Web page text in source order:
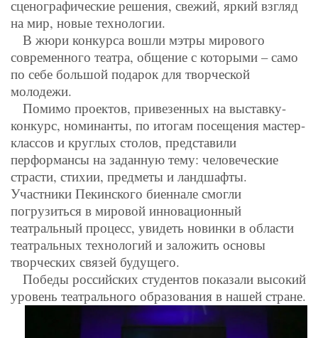
сценографические решения, свежий, яркий взгляд
на мир, новые технологии.
В жюри конкурса вошли мэтры мирового
современного театра, общение с которыми – само
по себе большой подарок для творческой
молодежи.
Помимо проектов, привезенных на выставку-
конкурс, номинанты, по итогам посещения мастер-
классов и круглых столов, представили
перформансы на заданную тему: человеческие
страсти, стихии, предметы и ландшафты.
Участники Пекинского биеннале смогли
погрузиться в мировой инновационный
театральный процесс, увидеть новинки в области
театральных технологий и заложить основы
творческих связей будущего.
Победы российских студентов показали высокий
уровень театрального образования в нашей стране.